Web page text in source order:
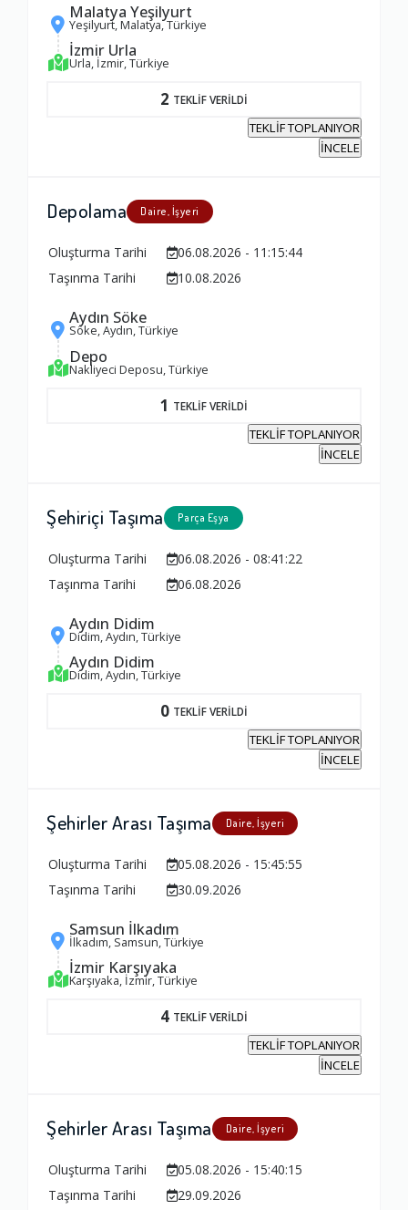
Malatya Yeşilyurt
Yeşilyurt, Malatya, Türkiye
İzmir Urla
Urla, İzmir, Türkiye
2 TEKLİF VERİLDİ
TEKLİF TOPLANIYOR
İNCELE
Depolama Daire, İşyeri
Oluşturma Tarihi
06.08.2026 - 11:15:44
Taşınma Tarihi
10.08.2026
Aydın Söke
Söke, Aydın, Türkiye
Depo
Nakliyeci Deposu, Türkiye
1 TEKLİF VERİLDİ
TEKLİF TOPLANIYOR
İNCELE
Şehiriçi Taşıma Parça Eşya
Oluşturma Tarihi
06.08.2026 - 08:41:22
Taşınma Tarihi
06.08.2026
Aydın Didim
Didim, Aydın, Türkiye
Aydın Didim
Didim, Aydın, Türkiye
0 TEKLİF VERİLDİ
TEKLİF TOPLANIYOR
İNCELE
Şehirler Arası Taşıma Daire, İşyeri
Oluşturma Tarihi
05.08.2026 - 15:45:55
Taşınma Tarihi
30.09.2026
Samsun İlkadım
İlkadım, Samsun, Türkiye
İzmir Karşıyaka
Karşıyaka, İzmir, Türkiye
4 TEKLİF VERİLDİ
TEKLİF TOPLANIYOR
İNCELE
Şehirler Arası Taşıma Daire, İşyeri
Oluşturma Tarihi
05.08.2026 - 15:40:15
Taşınma Tarihi
29.09.2026
Firma ile İletişim
Zamanlama
Firma Çalışanları
1.0
Yorumunuz